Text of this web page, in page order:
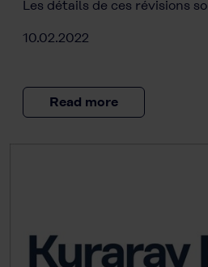
Les détails de ces révisions
10.02.2022
Read more